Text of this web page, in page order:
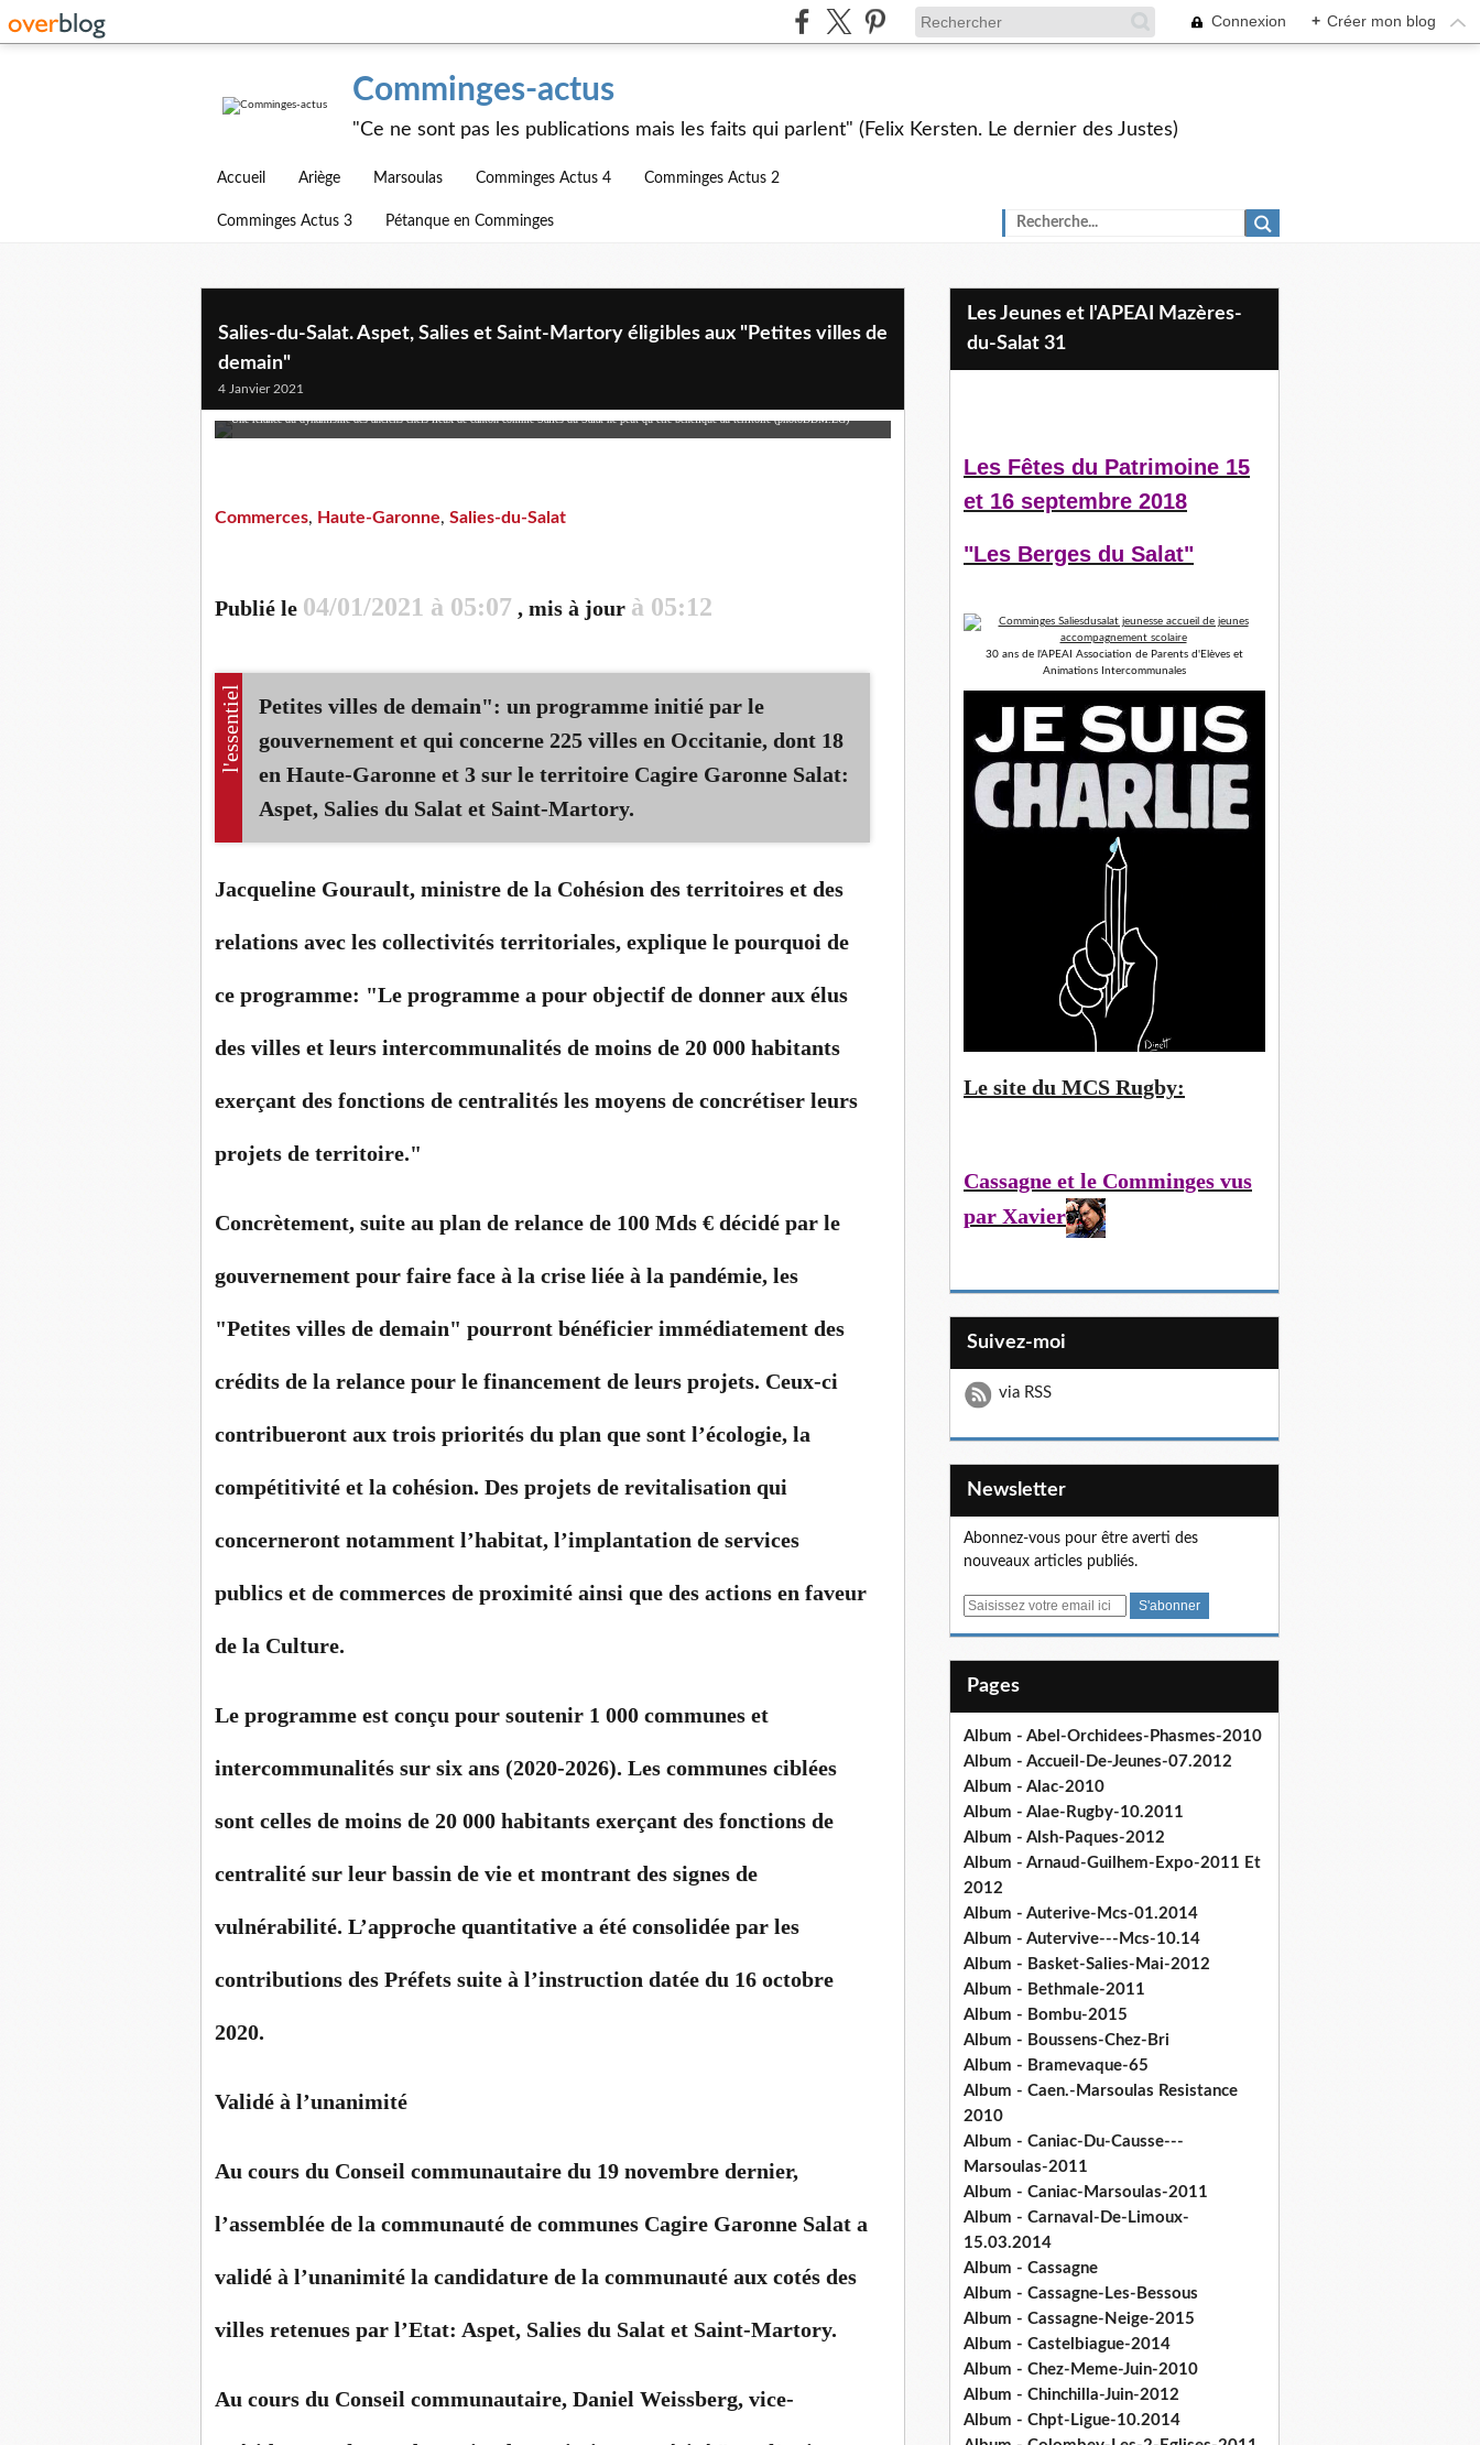
Connexion + Créer mon blog
Comminges-actus
"Ce ne sont pas les publications mais les faits qui parlent" (Felix Kersten. Le dernier des Justes)
Accueil Ariège Marsoulas Comminges Actus 4 Comminges Actus 2
Comminges Actus 3 Pétanque en Comminges
Salies-du-Salat. Aspet, Salies et Saint-Martory éligibles aux "Petites villes de
demain"
4 Janvier 2021
Une relance du dynamisme des anciens chefs-lieux de canton comme Salies du Salat ne peut qu’être bénéfique au territoire (photoDDM.ZG)
Commerces, Haute-Garonne, Salies-du-Salat
Publié le 04/01/2021 à 05:07 , mis à jour à 05:12
l'essentiel
Petites villes de demain": un programme initié par le
gouvernement et qui concerne 225 villes en Occitanie, dont 18
en Haute-Garonne et 3 sur le territoire Cagire Garonne Salat:
Aspet, Salies du Salat et Saint-Martory.
Jacqueline Gourault, ministre de la Cohésion des territoires et des
relations avec les collectivités territoriales, explique le pourquoi de
ce programme: "Le programme a pour objectif de donner aux élus
des villes et leurs intercommunalités de moins de 20 000 habitants
exerçant des fonctions de centralités les moyens de concrétiser leurs
projets de territoire."
Concrètement, suite au plan de relance de 100 Mds € décidé par le
gouvernement pour faire face à la crise liée à la pandémie, les
"Petites villes de demain" pourront bénéficier immédiatement des
crédits de la relance pour le financement de leurs projets. Ceux-ci
contribueront aux trois priorités du plan que sont l’écologie, la
compétitivité et la cohésion. Des projets de revitalisation qui
concerneront notamment l’habitat, l’implantation de services
publics et de commerces de proximité ainsi que des actions en faveur
de la Culture.
Le programme est conçu pour soutenir 1 000 communes et
intercommunalités sur six ans (2020-2026). Les communes ciblées
sont celles de moins de 20 000 habitants exerçant des fonctions de
centralité sur leur bassin de vie et montrant des signes de
vulnérabilité. L’approche quantitative a été consolidée par les
contributions des Préfets suite à l’instruction datée du 16 octobre
2020.
Validé à l’unanimité
Au cours du Conseil communautaire du 19 novembre dernier,
l’assemblée de la communauté de communes Cagire Garonne Salat a
validé à l’unanimité la candidature de la communauté aux cotés des
villes retenues par l’Etat: Aspet, Salies du Salat et Saint-Martory.
Au cours du Conseil communautaire, Daniel Weissberg, vice-
Les Jeunes et l'APEAI Mazères-
du-Salat 31
Les Fêtes du Patrimoine 15
et 16 septembre 2018
"Les Berges du Salat"
30 ans de l'APEAI Association de Parents d'Elèves et
Animations Intercommunales
Le site du MCS Rugby:
Cassagne et le Comminges vus
par Xavier
Suivez-moi
via RSS
Newsletter
Abonnez-vous pour être averti des
nouveaux articles publiés.
E
Pages
Album - Abel-Orchidees-Phasmes-2010
Album - Accueil-De-Jeunes-07.2012
Album - Alac-2010
Album - Alae-Rugby-10.2011
Album - Alsh-Paques-2012
Album - Arnaud-Guilhem-Expo-2011 Et
2012
Album - Auterive-Mcs-01.2014
Album - Autervive---Mcs-10.14
Album - Basket-Salies-Mai-2012
Album - Bethmale-2011
Album - Bombu-2015
Album - Boussens-Chez-Bri
Album - Bramevaque-65
Album - Caen.-Marsoulas Resistance
2010
Album - Caniac-Du-Causse---
Marsoulas-2011
Album - Caniac-Marsoulas-2011
Album - Carnaval-De-Limoux-
15.03.2014
Album - Cassagne
Album - Cassagne-Les-Bessous
Album - Cassagne-Neige-2015
Album - Castelbiague-2014
Album - Chez-Meme-Juin-2010
Album - Chinchilla-Juin-2012
Album - Chpt-Ligue-10.2014